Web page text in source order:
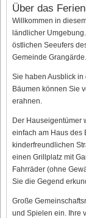
Über das
Willkommen in
ländlicher
östlichen Seeufers
Gemeinde Grangärde.
Sie haben Ausblick
Bäumen können Sie
erahnen.
Der Hauseigentümer
einfach am Haus des
kinderfreundlichen
einen Grillplatz mit
Fahrräder (ohne
Sie die Gegend
Große
und Spielen ein. Ihre